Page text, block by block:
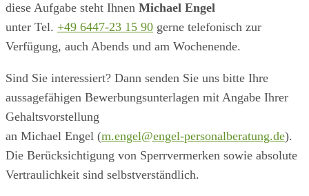
diese Aufgabe steht Ihnen Michael Engel
unter Tel. +49 6447-23 15 90 gerne telefonisch zur
Verfügung, auch Abends und am Wochenende.
Sind Sie interessiert? Dann senden Sie uns bitte Ihre
aussagefähigen Bewerbungsunterlagen mit Angabe Ihrer
Gehaltsvorstellung
an Michael Engel (m.engel@engel-personalberatung.de).
Die Berücksichtigung von Sperrvermerken sowie absolute
Vertraulichkeit sind selbstverständlich.